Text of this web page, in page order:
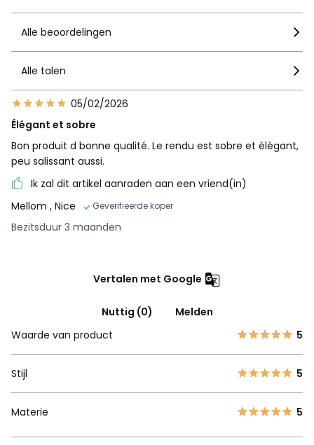
Alle beoordelingen
Alle talen
05/02/2026
Élégant et sobre
Bon produit d bonne qualité. Le rendu est sobre et élégant,
peu salissant aussi.
Ik zal dit artikel aanraden aan een vriend(in)
Mellom , Nice Geverifieerde koper
Bezitsduur 3 maanden
Vertalen met Google
Nuttig (0)
Melden
Waarde van product
5
Stijl 5
Materie 5